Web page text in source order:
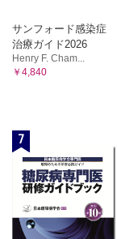
9．管理と指導
付．オルソケ
C．眼内レンズ
1．眼内レンズ
5．眼内レンズ
6．眼内レンズ
7．小児の眼内
8．有水晶体眼
D．手術的療法
サンフォード感染症
治療ガイド2026
Henry F. Cham...
￥4,840
7